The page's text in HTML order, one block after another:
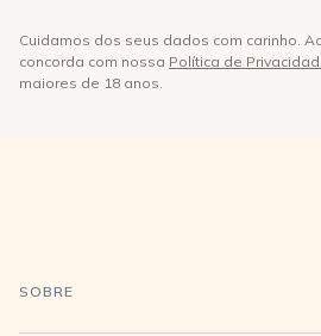
Cuidamos dos seus dados com carinho.
concorda com nossa Política de
maiores de 18 anos.
SOBRE